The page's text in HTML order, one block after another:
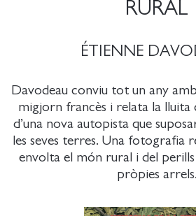
RURAL
ÉTIENNE
Davodeau conviu tot un any
migjorn francès i relata la
d’una nova autopista que
les seves terres. Una fotografia
envolta el món rural i del
pròpies arrels.